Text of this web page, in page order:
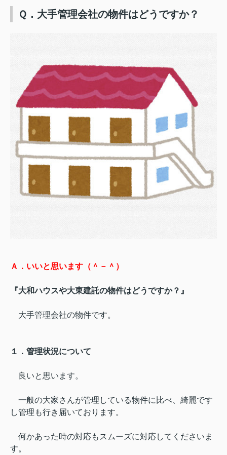
Ｑ．大手管理会社の物件はどうですか？
Ａ．いいと思います（＾－＾）
『大和ハウスや大東建託の物件はどうですか？』
大手管理会社の物件です。
１．管理状況について
良いと思います。
一般の大家さんが管理している物件に比べ、綺麗です
し管理も行き届いております。
何かあった時の対応もスムーズに対応してくださいま
す。